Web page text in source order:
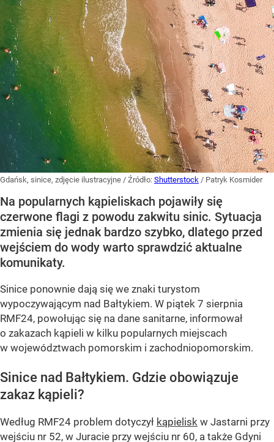
Gdańsk, sinice, zdjęcie ilustracyjne / Źródło: Shutterstock / Patryk Kosmider
Na popularnych kąpieliskach pojawiły się
czerwone flagi z powodu zakwitu sinic. Sytuacja
zmienia się jednak bardzo szybko, dlatego przed
wejściem do wody warto sprawdzić aktualne
komunikaty.
Sinice ponownie dają się we znaki turystom
wypoczywającym nad Bałtykiem. W piątek 7 sierpnia
RMF24, powołując się na dane sanitarne, informował
o zakazach kąpieli w kilku popularnych miejscach
w województwach pomorskim i zachodniopomorskim.
Sinice nad Bałtykiem. Gdzie obowiązuje
zakaz kąpieli?
Według RMF24 problem dotyczył kąpielisk w Jastarni przy
wejściu nr 52, w Juracie przy wejściu nr 60, a także Gdyni